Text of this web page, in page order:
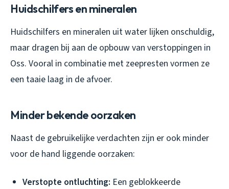
Huidschilfers en mineralen
Huidschilfers en mineralen uit water lijken onschuldig,
maar dragen bij aan de opbouw van verstoppingen in
Oss. Vooral in combinatie met zeepresten vormen ze
een taaie laag in de afvoer.
Minder bekende oorzaken
Naast de gebruikelijke verdachten zijn er ook minder
voor de hand liggende oorzaken:
Verstopte ontluchting: Een geblokkeerde